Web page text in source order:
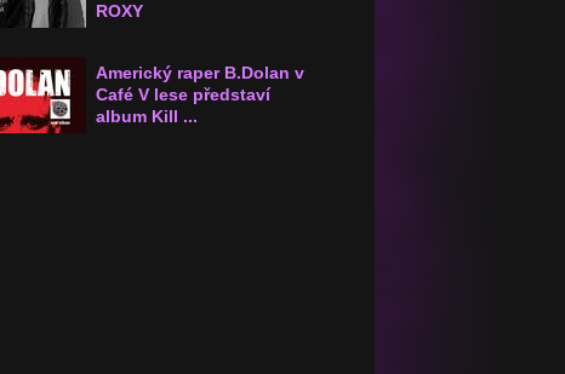
ROXY
Americký raper B.Dolan v
Café V lese představí
album Kill ...